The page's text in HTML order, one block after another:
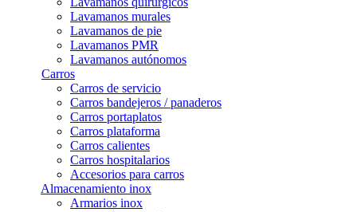
Lavamanos murales
Lavamanos de pie
Lavamanos PMR
Lavamanos autónomos
Carros
Carros de servicio
Carros bandejeros / panaderos
Carros portaplatos
Carros plataforma
Carros calientes
Carros hospitalarios
Accesorios para carros
Almacenamiento inox
Armarios inox